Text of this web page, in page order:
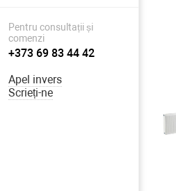
Pentru consultații și
comenzi
+373 69 83 44 42
Apel invers
Scrieți-ne